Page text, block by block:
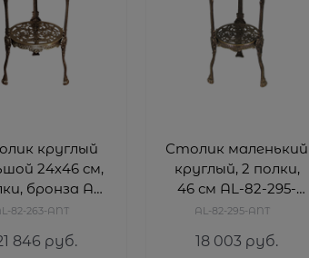
круглый
24х46 см,
бронза AL-
263-ANT
82-263-ANT
846 руб.
Столик маленький
круглый, 2 полки,
46 см AL-82-295-
ANT
AL-82-295-ANT
18 003 руб.